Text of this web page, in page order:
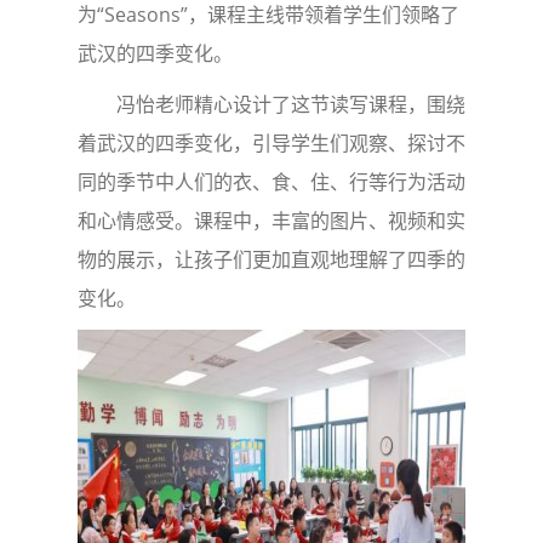
为“Seasons”，课程主线带领着学生们领略了
武汉的四季变化。
冯怡老师精心设计了这节读写课程，围绕
着武汉的四季变化，引导学生们观察、探讨不
同的季节中人们的衣、食、住、行等行为活动
和心情感受。课程中，丰富的图片、视频和实
物的展示，让孩子们更加直观地理解了四季的
变化。